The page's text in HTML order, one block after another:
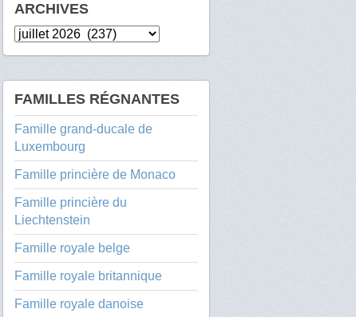
ARCHIVES
Archives
FAMILLES RÉGNANTES
Famille grand-ducale de
Luxembourg
Famille princière de Monaco
Famille princière du
Liechtenstein
Famille royale belge
Famille royale britannique
Famille royale danoise